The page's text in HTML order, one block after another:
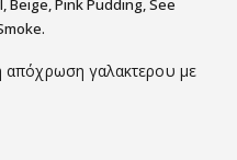
Beige, Pink Pudding, See
απόχρωση γαλακτερου με